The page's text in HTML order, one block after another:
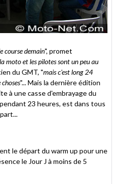
course demain", promet
moto et les pilotes sont un peu au
du GMT, "mais c'est long 24
"... Mais la dernière édition
à une casse d'embrayage du
23 heures, est dans tous
le départ du warm up pour une
le Jour J à moins de 5